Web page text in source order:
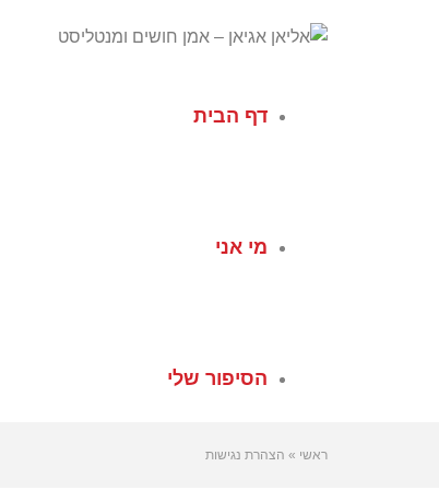
דף הבית
מי אני
הסיפור שלי
ראשי » הצהרת נגישות